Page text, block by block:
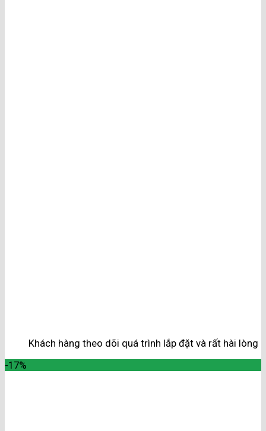
Khách hàng theo dõi quá trình lắp đặt và rất hài lòng
-17%